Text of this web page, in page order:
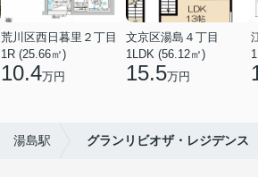
荒川区西日暮里２丁目
1R (25.66㎡)
10.4万円
文京区湯島４丁目
1LDK (56.12㎡)
15.5万円
湯島駅 グランリビオザ・レジデンス